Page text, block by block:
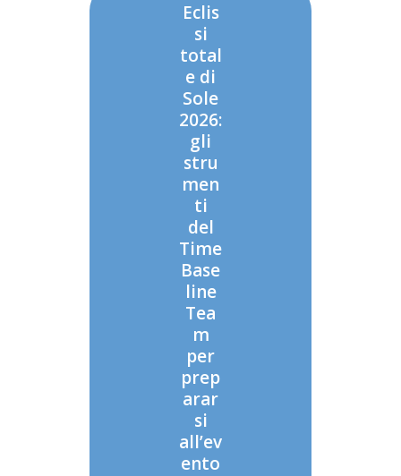
Eclis
si
total
e di
Sole
2026:
gli
stru
men
ti
del
Time
Base
line
Tea
m
per
prep
arar
si
all’ev
ento